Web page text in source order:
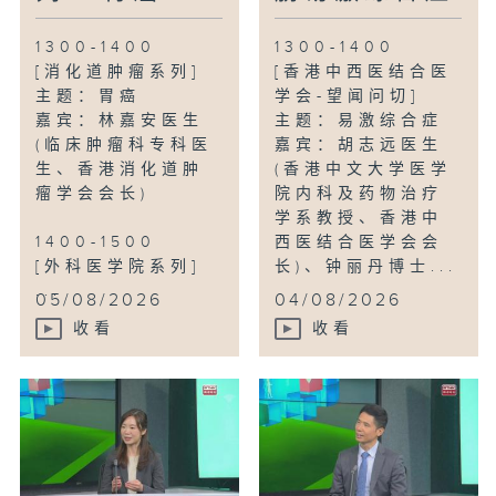
1300-1400
[消化道肿瘤系列]
主题：胃癌
嘉宾：林嘉安医生
(临床肿瘤科专科医
生、香港消化道肿
瘤学会会长)
1400-1500
[外科医学院系列]
...
05/08/2026
收看
1300-1400
[香港中西医结合医
学会-望闻问切]
主题：易激综合症
嘉宾：胡志远医生
(香港中文大学医学
院内科及药物治疗
学系教授、香港中
西医结合医学会会
长)、钟丽丹博士...
04/08/2026
收看